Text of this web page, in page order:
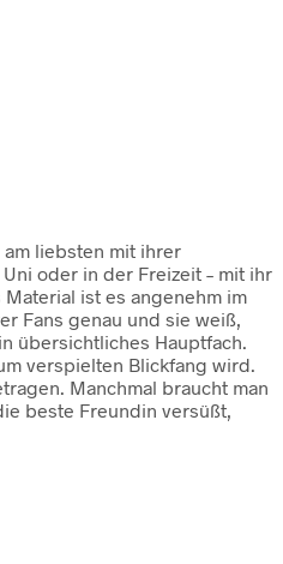
am liebsten mit ihrer
oder in der Freizeit – mit ihr
ist es angenehm im
Fans genau und sie weiß,
übersichtliches Hauptfach.
verspielten Blickfang wird.
Manchmal braucht man
beste Freundin versüßt,